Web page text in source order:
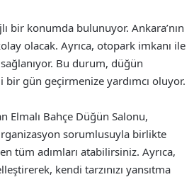
bir konumda bulunuyor. Ankara’nın
olacak. Ayrıca, otopark imkanı ile
Bu durum, düğün
gün geçirmenize yardımcı oluyor.
Bahçe Düğün Salonu,
sorumlusuyla birlikte
tüm adımları atabilirsiniz. Ayrıca,
kendi tarzınızı yansıtma